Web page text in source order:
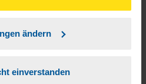
zustimmen.
ändern
einverstanden
mit solchen Personen